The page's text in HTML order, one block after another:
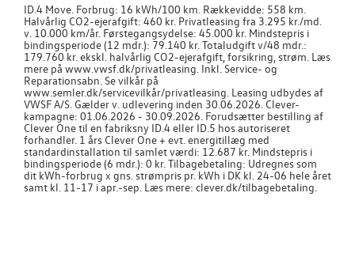
ID.4 Move. Forbrug: 16 kWh/100 km. Rækkevidde: 558 km.
Halvårlig CO2-ejerafgift: 460 kr. Privatleasing fra 3.295 kr./md.
v. 10.000 km/år. Førstegangsydelse: 45.000 kr. Mindstepris i
bindingsperiode (12 mdr.): 79.140 kr. Totaludgift v/48 mdr.:
179.760 kr. ekskl. halvårlig CO2-ejerafgift, forsikring, strøm. Læs
mere på www.vwsf.dk/privatleasing. Inkl. Service- og
Reparationsabn. Se vilkår på
www.semler.dk/servicevilkår/privatleasing. Leasing udbydes af
VWSF A/S. Gælder v. udlevering inden 30.06.2026. Clever-
kampagne: 01.06.2026 - 30.09.2026. Forudsætter bestilling af
Clever One til en fabriksny ID.4 eller ID.5 hos autoriseret
forhandler. 1 års Clever One + evt. energitillæg med
standardinstallation til samlet værdi: 12.687 kr. Mindstepris i
bindingsperiode (6 mdr.): 0 kr. Tilbagebetaling: Udregnes som
dit kWh-forbrug x gns. strømpris pr. kWh i DK kl. 24-06 hele året
samt kl. 11-17 i apr.-sep. Læs mere: clever.dk/tilbagebetaling.